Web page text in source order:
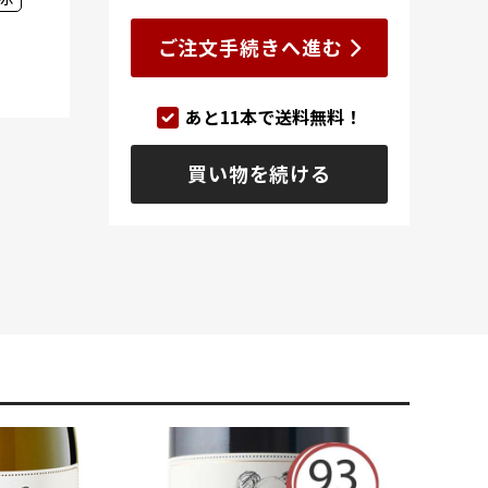
ご注文手続きへ進む
あと11本で送料無料！
買い物を続ける